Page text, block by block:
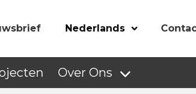
Nederlands
Over Ons